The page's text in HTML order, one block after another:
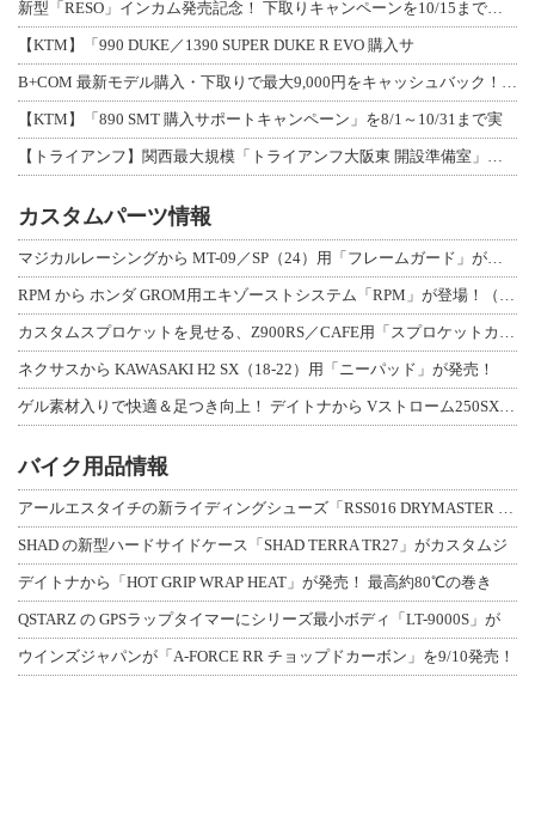
【KTM】「990 DUKE／1390 SUPER DUKE R EVO 購入サ
【KTM】「890 SMT 購入サポートキャンペーン」を8/1～10/31まで実
カスタムパーツ情報
ネクサスから KAWASAKI H2 SX（18-22）用「ニーパッド」が発売！
バイク用品情報
SHAD の新型ハードサイドケース「SHAD TERRA TR27」がカスタムジ
デイトナから「HOT GRIP WRAP HEAT」が発売！ 最高約80℃の巻き
QSTARZ の GPSラップタイマーにシリーズ最小ボディ「LT-9000S」が
ウインズジャパンが「A-FORCE RR チョップドカーボン」を9/10発売！